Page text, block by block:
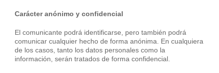
Carácter anónimo y confidencial
El comunicante podrá identificarse, pero también podrá
comunicar cualquier hecho de forma anónima. En cualquiera
de los casos, tanto los datos personales como la
información, serán tratados de forma confidencial.